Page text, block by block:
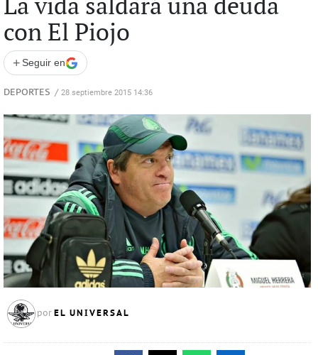
La vida saldará una deuda
con El Piojo
+ Seguir en
DEPORTES / 28 septiembre 2015 14:36
por EL UNIVERSAL